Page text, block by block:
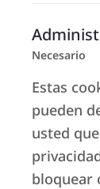
Necesario
Estas
pueden
usted
bloquear